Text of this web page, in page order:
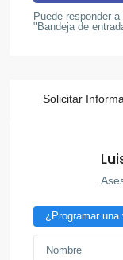
Puede responder
"Bandeja de
Solicitar
¿Programar una